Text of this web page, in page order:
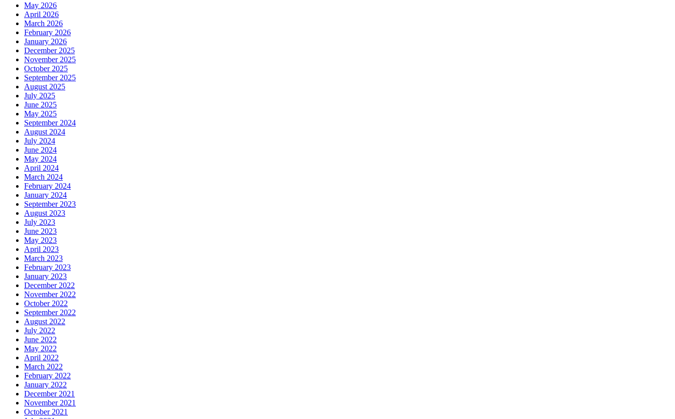
May 2026
April 2026
March 2026
February 2026
January 2026
December 2025
November 2025
October 2025
September 2025
August 2025
July 2025
June 2025
May 2025
September 2024
August 2024
July 2024
June 2024
May 2024
April 2024
March 2024
February 2024
January 2024
September 2023
August 2023
July 2023
June 2023
May 2023
April 2023
March 2023
February 2023
January 2023
December 2022
November 2022
October 2022
September 2022
August 2022
July 2022
June 2022
May 2022
April 2022
March 2022
February 2022
January 2022
December 2021
November 2021
October 2021